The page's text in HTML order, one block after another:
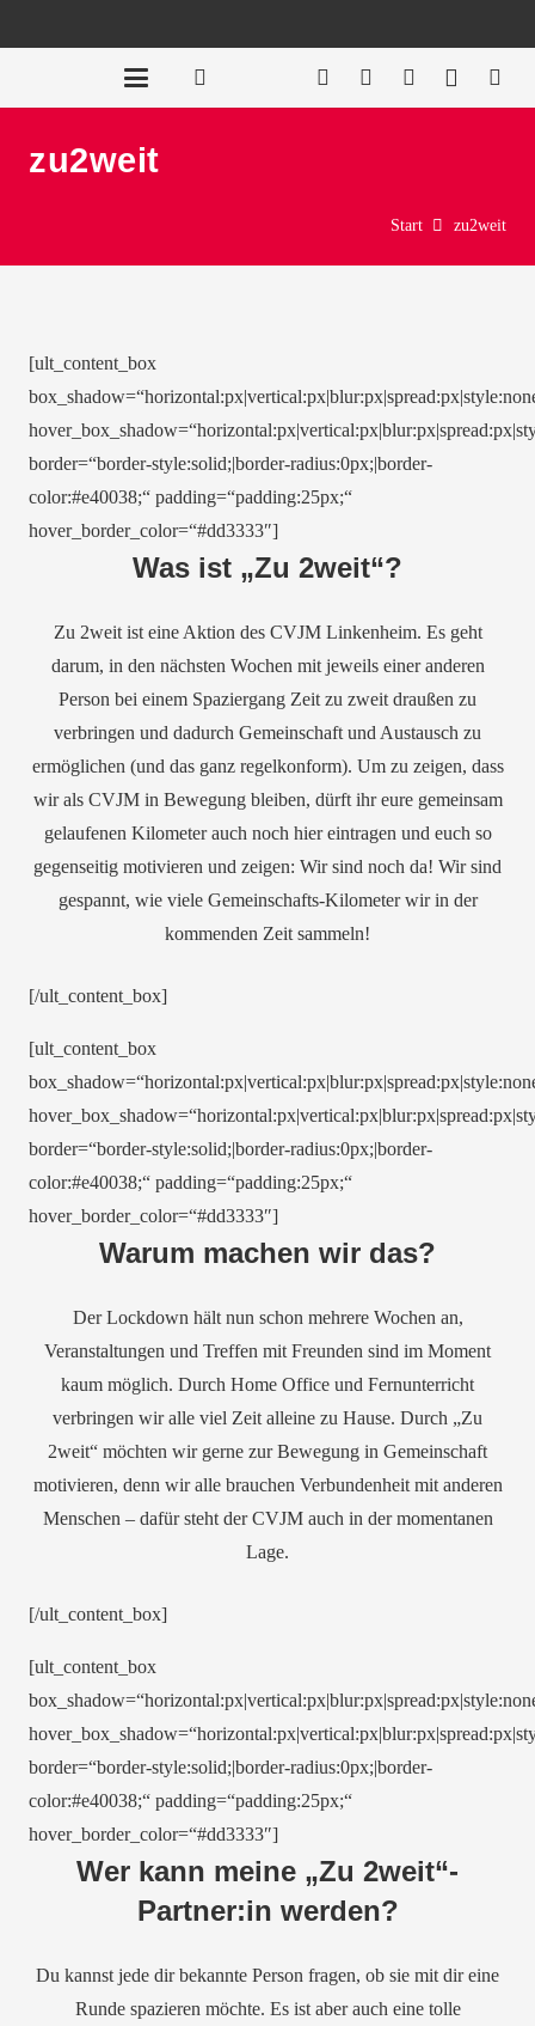
zu2weit
Start zu2weit
[ult_content_box
border=“border-style:solid;|border-radius:0px;|border-
color:#e40038;“ padding=“padding:25px;“
hover_border_color=“#dd3333″]
Was ist „Zu 2weit“?
Zu 2weit ist eine Aktion des CVJM Linkenheim. Es geht
darum, in den nächsten Wochen mit jeweils einer anderen
Person bei einem Spaziergang Zeit zu zweit draußen zu
verbringen und dadurch Gemeinschaft und Austausch zu
ermöglichen (und das ganz regelkonform). Um zu zeigen, dass
wir als CVJM in Bewegung bleiben, dürft ihr eure gemeinsam
gelaufenen Kilometer auch noch hier eintragen und euch so
gegenseitig motivieren und zeigen: Wir sind noch da! Wir sind
gespannt, wie viele Gemeinschafts-Kilometer wir in der
kommenden Zeit sammeln!
[/ult_content_box]
[ult_content_box
border=“border-style:solid;|border-radius:0px;|border-
color:#e40038;“ padding=“padding:25px;“
hover_border_color=“#dd3333″]
Warum machen wir das?
Der Lockdown hält nun schon mehrere Wochen an,
Veranstaltungen und Treffen mit Freunden sind im Moment
kaum möglich. Durch Home Office und Fernunterricht
verbringen wir alle viel Zeit alleine zu Hause. Durch „Zu
2weit“ möchten wir gerne zur Bewegung in Gemeinschaft
motivieren, denn wir alle brauchen Verbundenheit mit anderen
Menschen – dafür steht der CVJM auch in der momentanen
Lage.
[/ult_content_box]
[ult_content_box
border=“border-style:solid;|border-radius:0px;|border-
color:#e40038;“ padding=“padding:25px;“
hover_border_color=“#dd3333″]
Wer kann meine „Zu 2weit“-
Partner:in werden?
Du kannst jede dir bekannte Person fragen, ob sie mit dir eine
Runde spazieren möchte. Es ist aber auch eine tolle